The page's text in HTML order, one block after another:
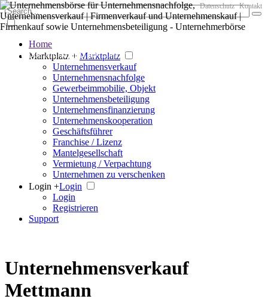
Der große Marktplatz für Unternehmen
Datenschutz Kontakt
Home
Marktplatz + Marktplatz
Unternehmensverkauf
Unternehmensnachfolge
Gewerbeimmobilie, Objekt
Unternehmensbeteiligung
Unternehmensfinanzierung
Unternehmenskooperation
Geschäftsführer
Franchise / Lizenz
Mantelgesellschaft
Vermietung / Verpachtung
Unternehmen zu verschenken
Login +Login
Login
Registrieren
Support
Unternehmensverkauf
Mettmann